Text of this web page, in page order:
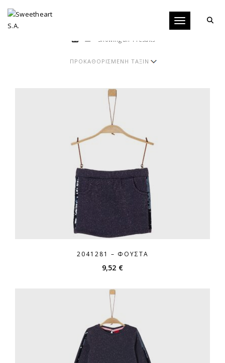
Toggle
Showing all 4 results
2041281 – ΦΟΎΣΤΑ
9,52 €